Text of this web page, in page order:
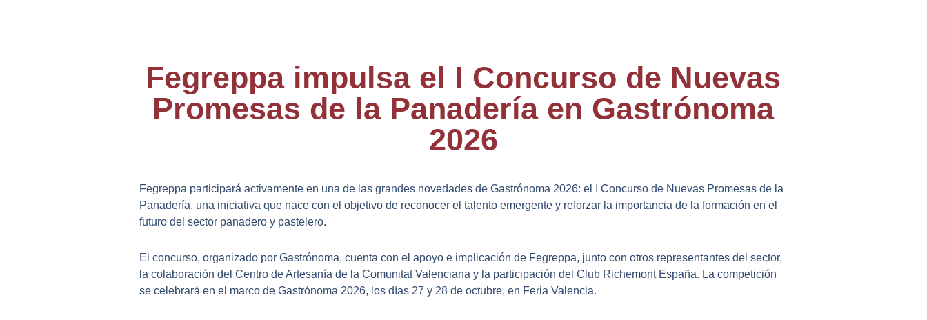
Fegreppa impulsa el I Concurso de Nuevas
Promesas de la Panadería en Gastrónoma
2026
Fegreppa participará activamente en una de las grandes novedades de Gastrónoma 2026: el I Concurso de Nuevas Promesas de la
Panadería, una iniciativa que nace con el objetivo de reconocer el talento emergente y reforzar la importancia de la formación en el
futuro del sector panadero y pastelero.
El concurso, organizado por Gastrónoma, cuenta con el apoyo e implicación de Fegreppa, junto con otros representantes del sector,
la colaboración del Centro de Artesanía de la Comunitat Valenciana y la participación del Club Richemont España. La competición
se celebrará en el marco de Gastrónoma 2026, los días 27 y 28 de octubre, en Feria Valencia.